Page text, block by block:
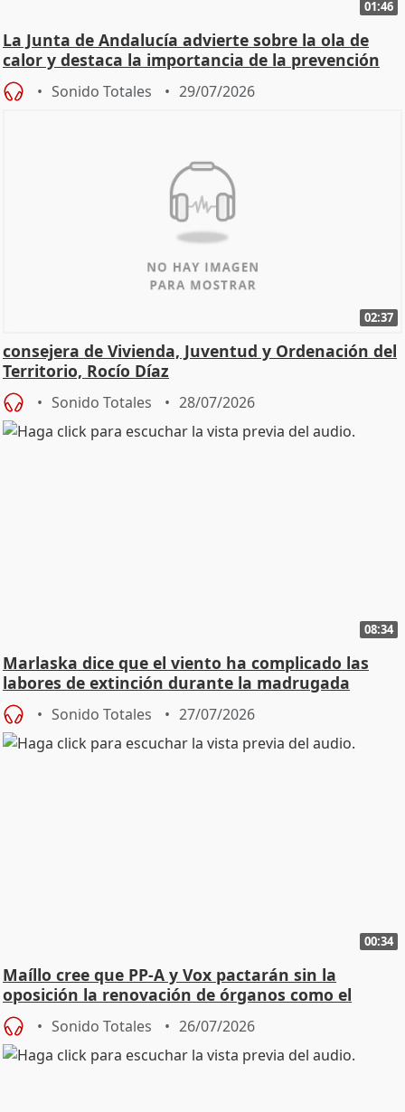
01:46
La Junta de Andalucía advierte sobre la ola de
calor y destaca la importancia de la prevención
Sonido Totales 29/07/2026
02:37
consejera de Vivienda, Juventud y Ordenación del
Territorio, Rocío Díaz
Sonido Totales 28/07/2026
08:34
Marlaska dice que el viento ha complicado las
labores de extinción durante la madrugada
Sonido Totales 27/07/2026
00:34
Maíllo cree que PP-A y Vox pactarán sin la
oposición la renovación de órganos como el
Defensor
Sonido Totales 26/07/2026